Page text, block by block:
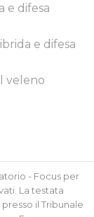
e difesa
e difesa
veleno
- Focus per
La testata
il Tribunale